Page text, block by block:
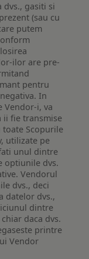
dvs., gasiti si
(sau cu
putem
ilor are pre-
pentru
In
Vendor-i, va
ii fie transmise
Scopurile
utilizate pe
unul dintre
optiunile dvs.
Vendorul
dvs., deci
datelor dvs.,
dintre
daca dvs.
printre
Vendor